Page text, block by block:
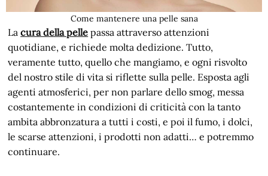
Come mantenere una pelle sana
Lacura della pelle passa attraverso attenzioni
quotidiane, e richiede molta dedizione. Tutto,
veramente tutto, quello che mangiamo, e ogni risvolto
del nostro stile di vita si riflette sulla pelle. Esposta agli
agenti atmosferici, per non parlare dello smog, messa
costantemente in condizioni di criticità con la tanto
ambita abbronzatura a tutti i costi, e poi il fumo, i dolci,
le scarse attenzioni, i prodotti non adatti… e potremmo
continuare.